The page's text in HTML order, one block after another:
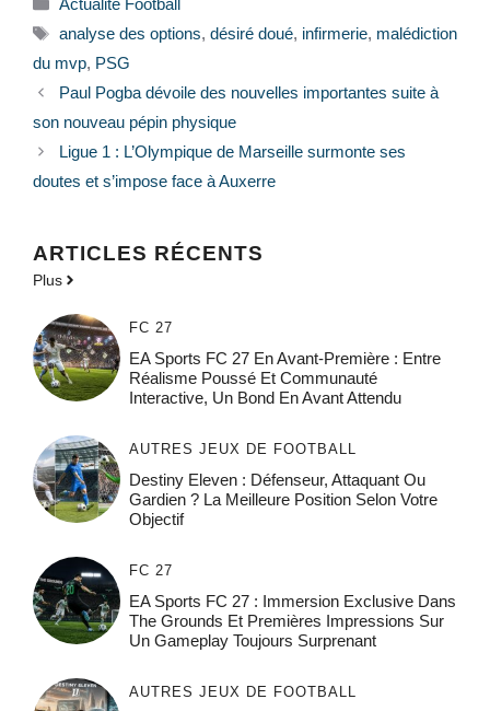
Étiquettes
analyse des options, désiré doué, infirmerie, malédiction
du mvp, PSG
Paul Pogba dévoile des nouvelles importantes suite à
son nouveau pépin physique
Ligue 1 : L’Olympique de Marseille surmonte ses
doutes et s’impose face à Auxerre
ARTICLES RÉCENTS
Plus
FC 27
EA Sports FC 27 En Avant-Première : Entre
Réalisme Poussé Et Communauté
Interactive, Un Bond En Avant Attendu
AUTRES JEUX DE FOOTBALL
Destiny Eleven : Défenseur, Attaquant Ou
Gardien ? La Meilleure Position Selon Votre
Objectif
FC 27
EA Sports FC 27 : Immersion Exclusive Dans
The Grounds Et Premières Impressions Sur
Un Gameplay Toujours Surprenant
AUTRES JEUX DE FOOTBALL